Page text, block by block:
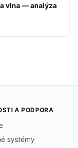
vlna — analýza
A PODPORA
systémy